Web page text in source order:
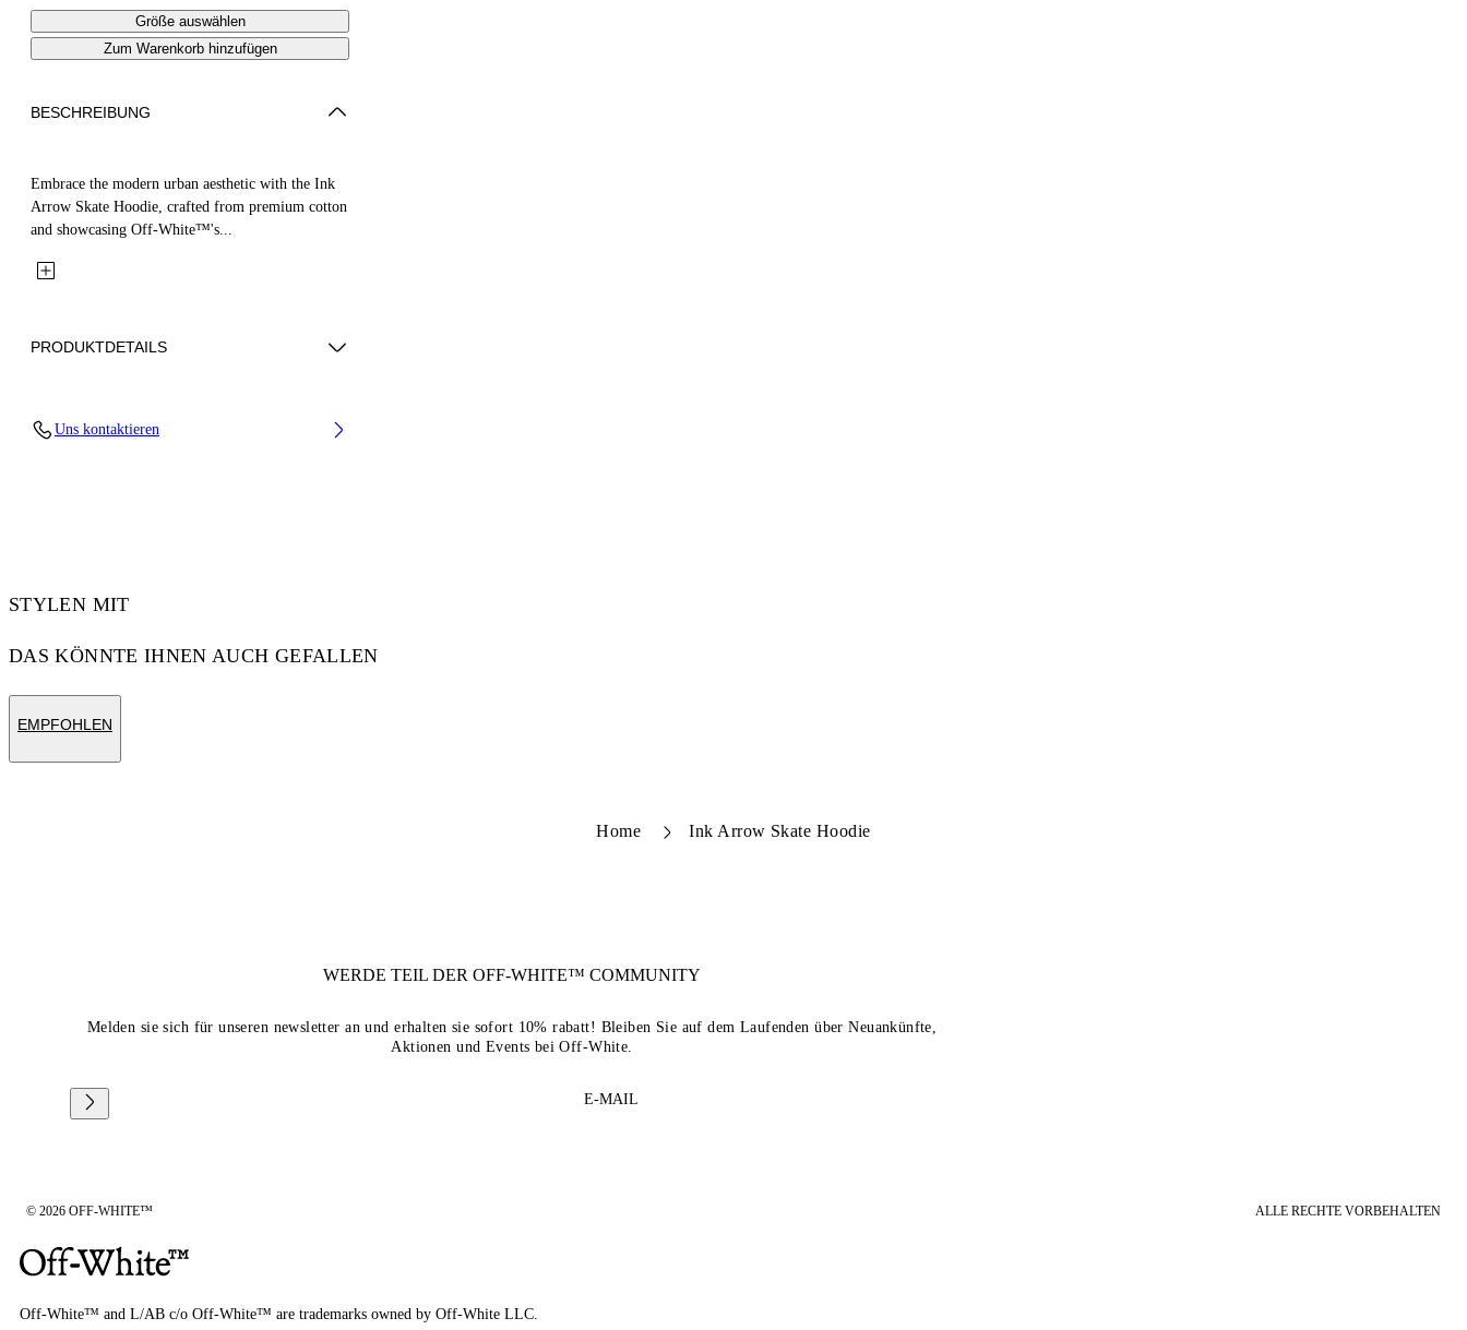
Größe auswählen
Zum Warenkorb hinzufügen
BESCHREIBUNG
Embrace the modern urban aesthetic with the Ink
Arrow Skate Hoodie, crafted from premium cotton
and showcasing Off-White™'s...
PRODUKTDETAILS
Elastane 95% Cotton
Uns kontaktieren
STYLEN MIT
DAS KÖNNTE IHNEN AUCH GEFALLEN
EMPFOHLEN
Home Ink Arrow Skate Hoodie
WERDE TEIL DEROFF-WHITE™ COMMUNITY
Melden sie sich für unseren newsletter an und erhalten sie sofort 10% rabatt! Bleiben Sie auf dem Laufenden über Neuankünfte,
Aktionen und Events bei Off-White.
E-MAIL
© 2026 OFF-WHITE™ ALLE RECHTE VORBEHALTEN
Off-White™ and L/AB c/o Off-White™ are trademarks owned by Off-White LLC.